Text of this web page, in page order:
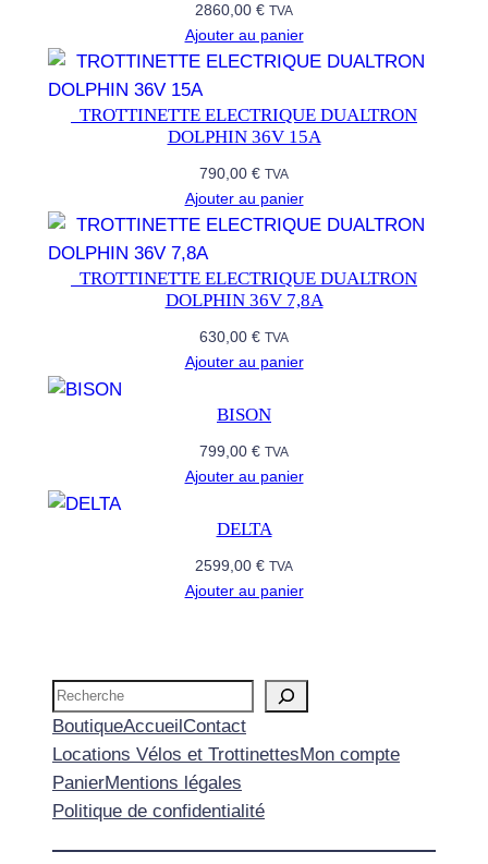
H
L
Y
P
2
2860,00 € TVA
Ajouter au panier
​ ​ TROTTINETTE ELECTRIQUE DUALTRON
DOLPHIN 36V 15A
790,00 € TVA
Ajouter au panier
​ ​ TROTTINETTE ELECTRIQUE DUALTRON
DOLPHIN 36V 7,8A
630,00 € TVA
Ajouter au panier
BISON
799,00 € TVA
Ajouter au panier
DELTA
2599,00 € TVA
Ajouter au panier
Recherche
BoutiqueAccueilContact
Locations Vélos et TrottinettesMon compte
PanierMentions légales
Politique de confidentialité